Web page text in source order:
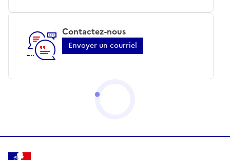
Contactez-nous
Envoyer un courriel